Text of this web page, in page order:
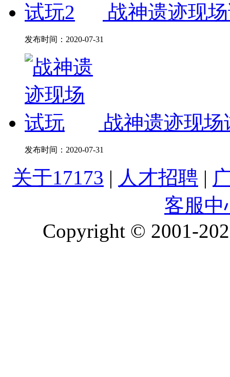
战神遗迹现
发布时间： 2020-07-31
战神遗迹现场
发布时间： 2020-07-31
关于17173 | 人才招聘 |
客服中
Copyright © 2001-